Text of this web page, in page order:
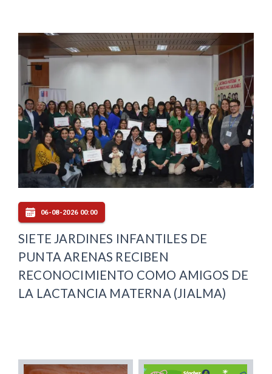
06-08-2026 00:00
SIETE JARDINES INFANTILES DE
PUNTA ARENAS RECIBEN
RECONOCIMIENTO COMO AMIGOS DE
LA LACTANCIA MATERNA (JIALMA)